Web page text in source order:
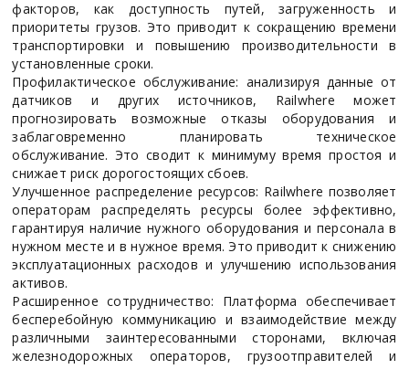
факторов, как доступность путей, загруженность и
приоритеты грузов. Это приводит к сокращению времени
транспортировки и повышению производительности в
установленные сроки.
Профилактическое обслуживание: анализируя данные от
датчиков и других источников, Railwhere может
прогнозировать возможные отказы оборудования и
заблаговременно планировать техническое
обслуживание. Это сводит к минимуму время простоя и
снижает риск дорогостоящих сбоев.
Улучшенное распределение ресурсов: Railwhere позволяет
операторам распределять ресурсы более эффективно,
гарантируя наличие нужного оборудования и персонала в
нужном месте и в нужное время. Это приводит к снижению
эксплуатационных расходов и улучшению использования
активов.
Расширенное сотрудничество: Платформа обеспечивает
бесперебойную коммуникацию и взаимодействие между
различными заинтересованными сторонами, включая
железнодорожных операторов, грузоотправителей и